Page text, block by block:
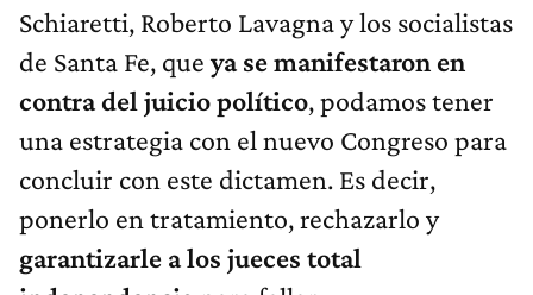
Schiaretti, Roberto Lavagna y los socialistas
de Santa Fe, que ya se manifestaron en
contra del juicio político, podamos tener
una estrategia con el nuevo Congreso para
concluir con este dictamen. Es decir,
ponerlo en tratamiento, rechazarlo y
garantizarle a los jueces total